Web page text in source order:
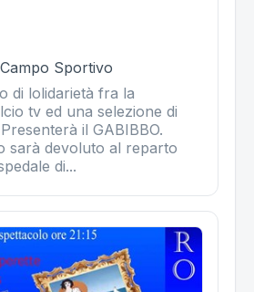
Sportivo
di lolidarietà fra la
tv ed una selezione di
il GABIBBO.
sarà devoluto al reparto
di...